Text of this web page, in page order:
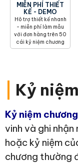
MIỄN PHÍ THIẾT
KẾ - DEMO
Hõ trợ thiết kế nhanh
- miễn phí làm mẫu
với đơn hàng trên 50
cái kỷ niệm chương
Kỷ
Kỷ niệm chương
vinh và ghi
hoặc kỷ niệm
chương thường